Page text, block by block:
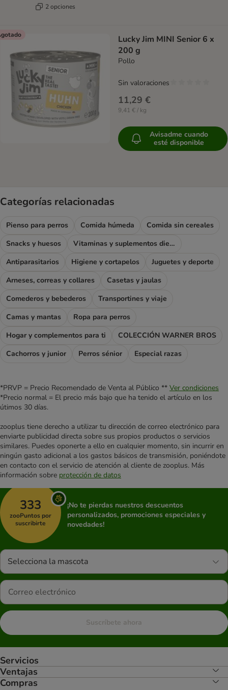
2 opciones
Lucky Jim MINI Senior 6 x
200 g
Pollo
11,29 €
9,41 € / kg
Sin valoraciones
Avisadme cuando
esté disponible
Categorías relacionadas
Pienso para perros Comida húmeda
Comida sin cereales
Snacks y huesos
Vitaminas y suplementos dietéticos
Antiparasitarios
Higiene y cortapelos
Juguetes y deporte
Arneses, correas y collares
Casetas y jaulas
Comederos y bebederos
Transportines y viaje
Camas y mantas
Ropa para perros
Hogar y complementos para ti
COLECCIÓN WARNER BROS
Cachorros y junior
Perros sénior Especial razas
*PRVP = Precio Recomendado de Venta al Público ** Ver condiciones
*Precio normal = El precio más bajo que ha tenido el artículo en los
útimos 30 días.
zooplus tiene derecho a utilizar tu dirección de correo electrónico para
enviarte publicidad directa sobre sus propios productos o servicios
similares. Puedes oponerte a ello en cualquier momento, sin incurrir en
ningún gasto adicional a los gastos básicos de transmisión, poniéndote
en contacto con el servicio de atención al cliente de zooplus. Más
información sobre protección de datos
333
zooPuntos por
suscribirte
¡No te pierdas nuestros descuentos
personalizados, promociones especiales y
novedades!
Selecciona la mascota
Suscríbete ahora
Servicios
Ventajas
Compras